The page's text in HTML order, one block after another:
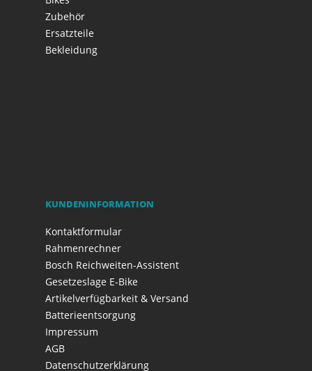
Zubehör
Ersatzteile
Bekleidung
KUNDENINFORMATION
Kontaktformular
Rahmenrechner
Bosch Reichweiten-Assistent
Gesetzeslage E-Bike
Artikelverfügbarkeit & Versand
Batterieentsorgung
Impressum
AGB
Datenschutzerklärung